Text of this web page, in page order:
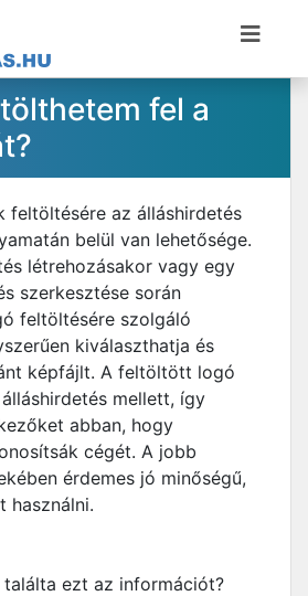
fel a
feltöltésére az álláshirdetés
belül van lehetősége.
létrehozásakor vagy egy
szerkesztése során
feltöltésére szolgáló
kiválaszthatja és
képfájlt. A feltöltött logó
mellett, így
abban, hogy
cégét. A jobb
érdemes jó minőségű,
használni.
találta ezt az információt?